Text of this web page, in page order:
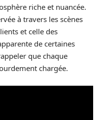
riche et nuancée.
à travers les scènes
et celle des
de certaines
que chaque
chargée.